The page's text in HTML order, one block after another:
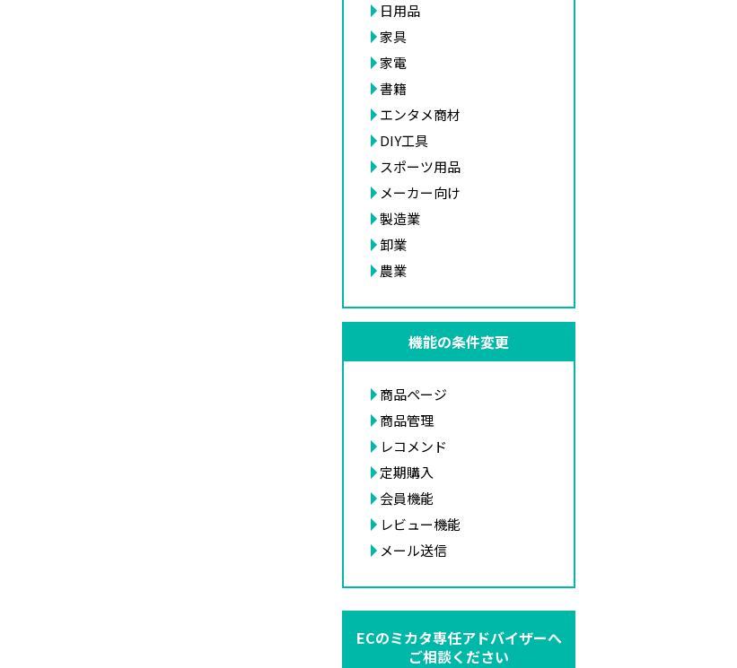
日用品
家具
家電
書籍
エンタメ商材
DIY工具
スポーツ用品
メーカー向け
製造業
卸業
農業
機能の条件変更
商品ページ
商品管理
レコメンド
定期購入
会員機能
レビュー機能
メール送信
ECのミカタ専任アドバイザーへ
ご相談ください